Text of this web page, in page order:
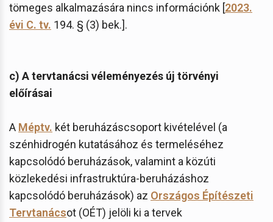
tömeges alkalmazására nincs információnk [2023.
évi C. tv. 194. § (3) bek.].
c) A tervtanácsi véleményezés új törvényi
előírásai
A Méptv. két beruházáscsoport kivételével (a
szénhidrogén kutatásához és termeléséhez
kapcsolódó beruházások, valamint a közúti
közlekedési infrastruktúra-beruházáshoz
kapcsolódó beruházások) az Országos Építészeti
Tervtanácsot (OÉT) jelöli ki a tervek